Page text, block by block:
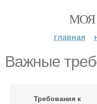
МОЯ
главная
Важные
Требования к